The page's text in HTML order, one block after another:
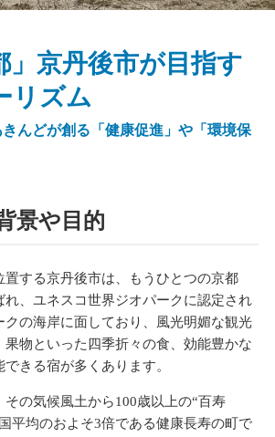
」京丹後市が目指す
リズム
んどが創る「健康促進」や「環境保
景や目的
置する京丹後市は、もうひとつの京都
れ、ユネスコ世界ジオパークに認定され
クの海岸に面しており、風光明媚な観光
果物といった四季折々の食、効能豊かな
きる宿が多くあります。
その気候風土から100歳以上の“百寿
平均のおよそ3倍である健康長寿の町で